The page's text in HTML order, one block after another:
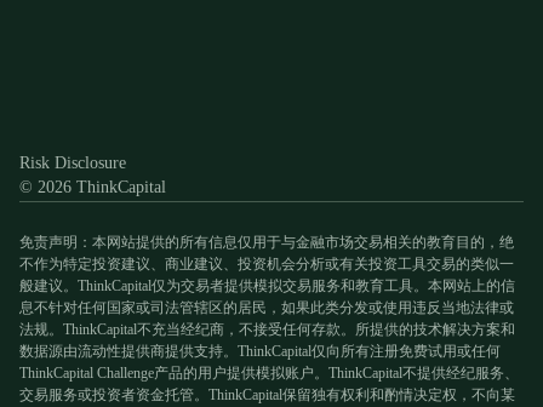
Risk Disclosure
© 2026 ThinkCapital
免责声明：本网站提供的所有信息仅用于与金融市场交易相关的教育目的，绝
不作为特定投资建议、商业建议、投资机会分析或有关投资工具交易的类似一
般建议。ThinkCapital仅为交易者提供模拟交易服务和教育工具。本网站上的信
息不针对任何国家或司法管辖区的居民，如果此类分发或使用违反当地法律或
法规。ThinkCapital不充当经纪商，不接受任何存款。所提供的技术解决方案和
数据源由流动性提供商提供支持。ThinkCapital仅向所有注册免费试用或任何
ThinkCapital Challenge产品的用户提供模拟账户。ThinkCapital不提供经纪服务、
交易服务或投资者资金托管。ThinkCapital保留独有权利和酌情决定权，不向某